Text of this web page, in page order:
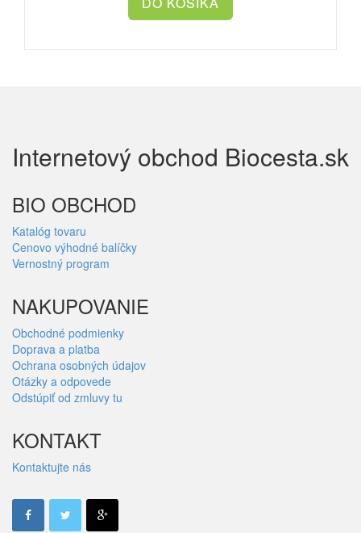
Internetový obchod Biocesta.sk
BIO OBCHOD
Katalóg tovaru
Cenovo výhodné balíčky
Vernostný program
NAKUPOVANIE
Obchodné podmienky
Doprava a platba
Ochrana osobných údajov
Otázky a odpovede
Odstúpiť od zmluvy tu
KONTAKT
Kontaktujte nás